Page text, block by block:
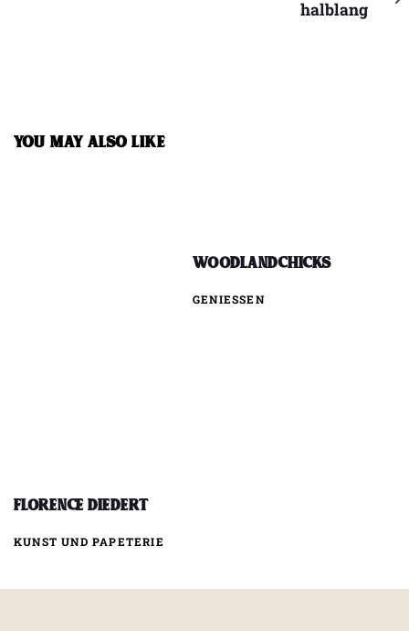
halblang
YOU MAY ALSO LIKE
WOODLANDCHICKS
GENIESSEN
Florence Diedert
KUNST UND PAPETERIE